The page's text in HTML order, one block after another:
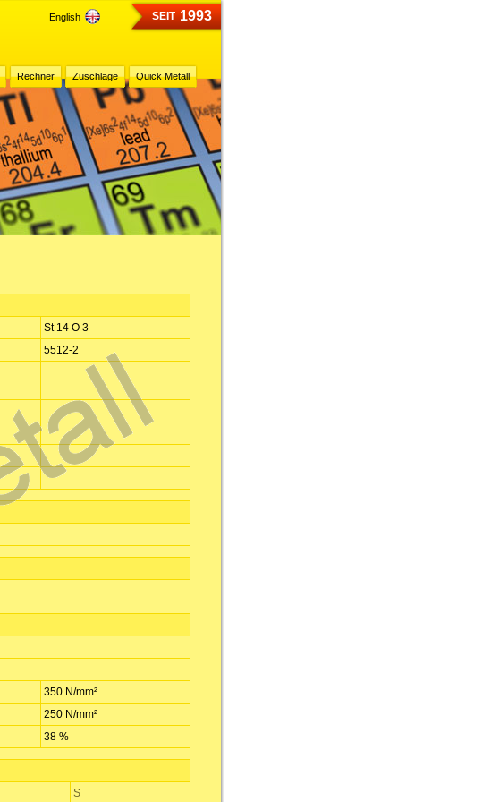
English SEIT 1993
Rechner Zuschläge Quick Metall
St 14 O 3
5512-2
350 N/mm²
250 N/mm²
38 %
S